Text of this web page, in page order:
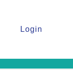
Login